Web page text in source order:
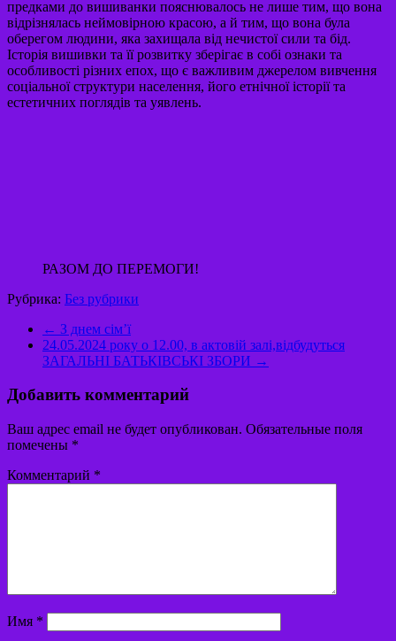
предками до вишиванки пояснювалось не лише тим, що вона
відрізнялась неймовірною красою, а й тим, що вона була
оберегом людини, яка захищала від нечистої сили та бід.
Історія вишивки та її розвитку зберігає в собі ознаки та
особливості різних епох, що є важливим джерелом вивчення
соціальної структури населення, його етнічної історії та
естетичних поглядів та уявлень.
РАЗОМ ДО ПЕРЕМОГИ!
Рубрика: Без рубрики
← З днем сім’ї
24.05.2024 року о 12.00, в актовій залі,відбудуться
ЗАГАЛЬНІ БАТЬКІВСЬКІ ЗБОРИ →
Добавить комментарий
Ваш адрес email не будет опубликован. Обязательные поля
помечены *
Комментарий *
Имя *